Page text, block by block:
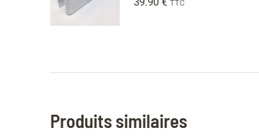
TTC
Produits similaires